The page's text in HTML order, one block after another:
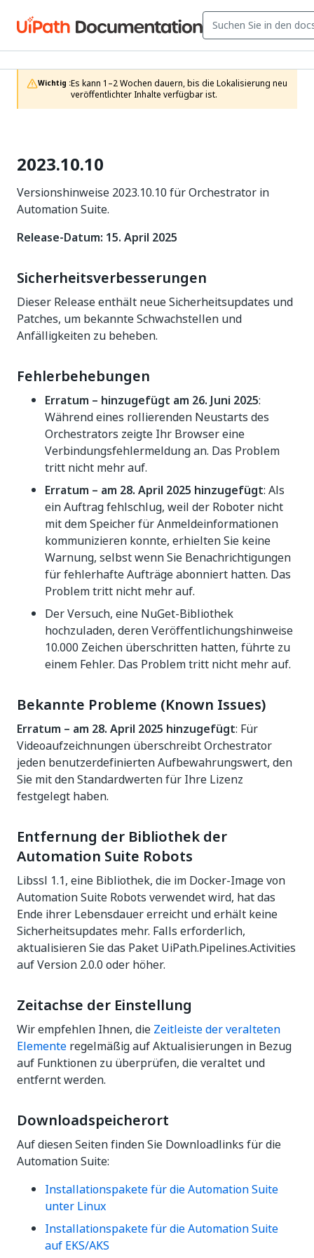
Wichtig :Es kann 1–2 Wochen dauern, bis die Lokalisierung neu
veröffentlichter Inhalte verfügbar ist.
2023.10.10
Versionshinweise 2023.10.10 für Orchestrator in
Automation Suite.
Release-Datum: 15. April 2025
Sicherheitsverbesserungen
Dieser Release enthält neue Sicherheitsupdates und
Patches, um bekannte Schwachstellen und
Anfälligkeiten zu beheben.
Fehlerbehebungen
Erratum – hinzugefügt am 26. Juni 2025:
Während eines rollierenden Neustarts des
Orchestrators zeigte Ihr Browser eine
Verbindungsfehlermeldung an. Das Problem
tritt nicht mehr auf.
Erratum – am 28. April 2025 hinzugefügt: Als
ein Auftrag fehlschlug, weil der Roboter nicht
mit dem Speicher für Anmeldeinformationen
kommunizieren konnte, erhielten Sie keine
Warnung, selbst wenn Sie Benachrichtigungen
für fehlerhafte Aufträge abonniert hatten. Das
Problem tritt nicht mehr auf.
Der Versuch, eine NuGet-Bibliothek
hochzuladen, deren Veröffentlichungshinweise
10.000 Zeichen überschritten hatten, führte zu
einem Fehler. Das Problem tritt nicht mehr auf.
Bekannte Probleme (Known Issues)
Erratum – am 28. April 2025 hinzugefügt: Für
Videoaufzeichnungen überschreibt Orchestrator
jeden benutzerdefinierten Aufbewahrungswert, den
Sie mit den Standardwerten für Ihre Lizenz
festgelegt haben.
Entfernung der Bibliothek der
Automation Suite Robots
Libssl 1.1, eine Bibliothek, die im Docker-Image von
Automation Suite Robots verwendet wird, hat das
Ende ihrer Lebensdauer erreicht und erhält keine
Sicherheitsupdates mehr. Falls erforderlich,
aktualisieren Sie das Paket UiPath.Pipelines.Activities
auf Version 2.0.0 oder höher.
Zeitachse der Einstellung
Wir empfehlen Ihnen, die Zeitleiste der veralteten
Elemente regelmäßig auf Aktualisierungen in Bezug
auf Funktionen zu überprüfen, die veraltet und
entfernt werden.
Downloadspeicherort
Auf diesen Seiten finden Sie Downloadlinks für die
Automation Suite:
Installationspakete für die Automation Suite
unter Linux
Installationspakete für die Automation Suite
auf EKS/AKS